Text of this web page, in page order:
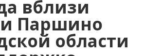
вблизи
Паршино
области